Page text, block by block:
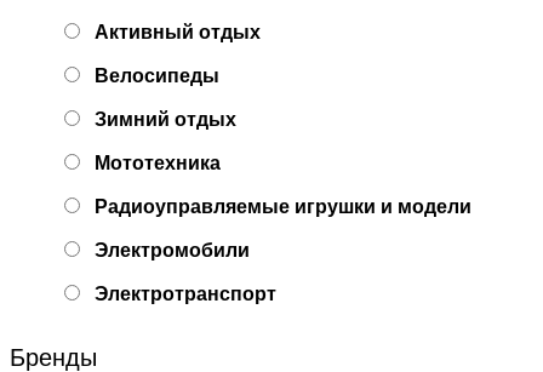
Активный отдых
Велосипеды
Зимний отдых
Мототехника
Радиоуправляемые игрушки и модели
Электромобили
Электротранспорт
Бренды